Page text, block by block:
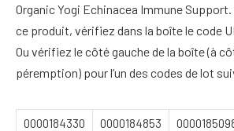
Organic Yogi Echinacea Immune
ce produit, vérifiez dans la boîte le code
Ou vérifiez le côté gauche de la boîte (à
péremption) pour l’un des codes de lot
0000184330 0000184853